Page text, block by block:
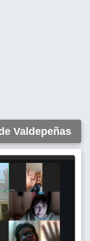
Valdepeñas